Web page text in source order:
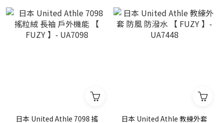
日本 United Athle 7098 搖 日本 United Athle 教練外套